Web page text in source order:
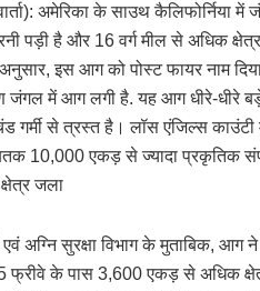
अमेरिका के साउथ
पड़ी है और 16 वर्ग मील से अधिक
इस आग को पोस्ट फायर नाम दिया
में आग लगी है. यह आग धीरे-धीरे
गर्मी से त्रस्त है। लॉस एंजिल्स
10,000 एकड़ से ज्यादा प्रकृतिक
जला
एवं अग्नि सुरक्षा विभाग के मुताबिक,
5 फ्रीवे के पास 3,600 एकड़ से अधिक